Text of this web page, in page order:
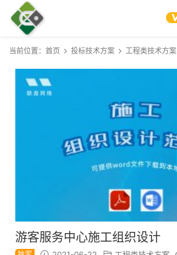
当前位置： 首页 投标技术方案 工程类技术方案
游客服务中心施工组织设计